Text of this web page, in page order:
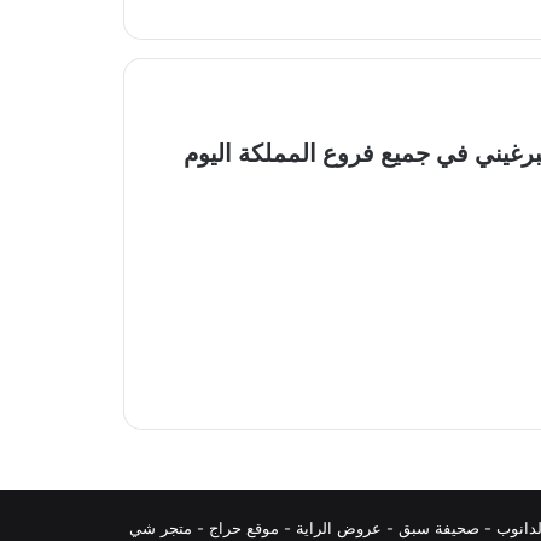
من مطعم هامبرغيني في جميع فروع المملكة اليوم
- صحيفة سبق - عروض الراية - موقع حراج - متجر شي